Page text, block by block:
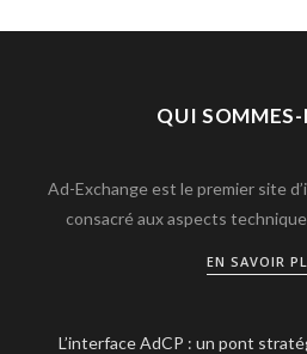
QUI SOMMES-
Ad-Exchange est le premier site
consacré aux aspects
EN SAVOIR
L’interface AdCP : un pont